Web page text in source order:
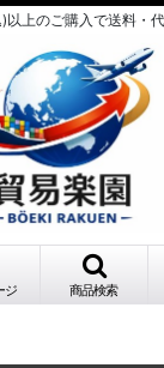
)以上のご購入で送料・
ジ 商品検索